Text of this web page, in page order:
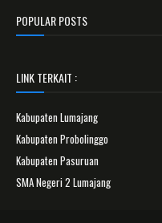
POPULAR POSTS
LINK TERKAIT :
Kabupaten Lumajang
Kabupaten Probolinggo
Kabupaten Pasuruan
SMA Negeri 2 Lumajang